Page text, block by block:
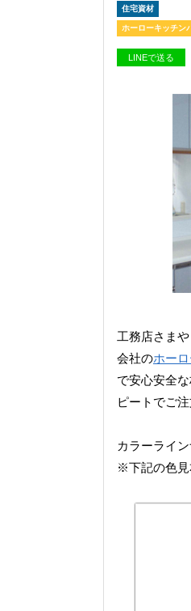
住宅資材
ホーローキッチン
LINEで送る
工務店さま
会社のホー
で安心安全
ピートでご
カラーライ
※下記の色見